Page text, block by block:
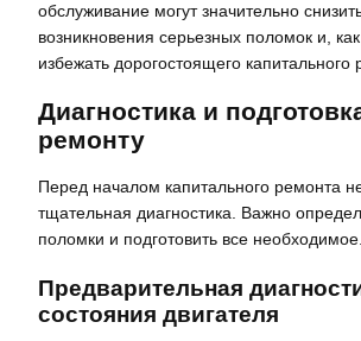
обслуживание могут значительно
возникновения серьезных поломок и, как
избежать дорогостоящего капитального
Диагностика и
ремонту
Перед началом капитального ремонта
тщательная диагностика. Важно
поломки и подготовить все необходимое.
Предварительная
состояния двигателя